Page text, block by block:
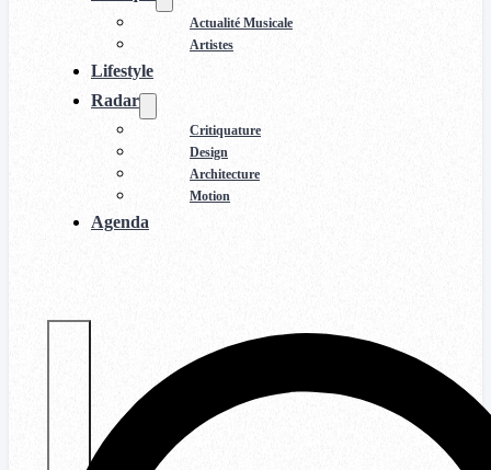
Actualité Musicale
Artistes
Lifestyle
Radar
Critiquature
Design
Architecture
Motion
Agenda